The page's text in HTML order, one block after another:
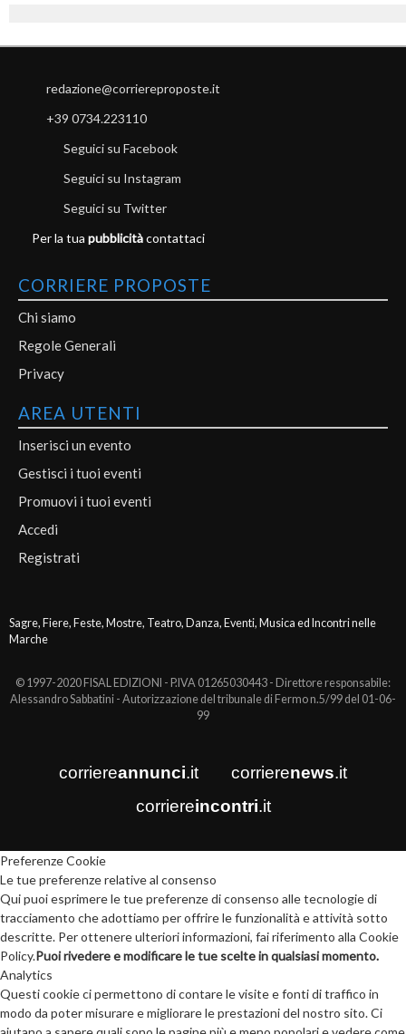
redazione@corriereproposte.it
+39 0734.223110
Seguici su Facebook
Seguici su Instagram
Seguici su Twitter
Per la tua pubblicitàcontattaci
CORRIERE PROPOSTE
Chi siamo
Regole Generali
Privacy
AREA UTENTI
Inserisci un evento
Gestisci i tuoi eventi
Promuovi i tuoi eventi
Accedi
Registrati
Sagre, Fiere, Feste, Mostre, Teatro, Danza, Eventi, Musica ed Incontri nelle
Marche
© 1997-2020 FISAL EDIZIONI - P.IVA 01265030443 - Direttore responsabile:
Alessandro Sabbatini - Autorizzazione del tribunale di Fermo n.5/99 del 01-06-
99
corriereannunci.it corrierenews.it
corriereincontri.it
Preferenze Cookie
Le tue preferenze relative al consenso
Qui puoi esprimere le tue preferenze di consenso alle tecnologie di
tracciamento che adottiamo per offrire le funzionalità e attività sotto
descritte. Per ottenere ulteriori informazioni, fai riferimento alla Cookie
Policy.Puoi rivedere e modificare le tue scelte in qualsiasi momento.
Analytics
Questi cookie ci permettono di contare le visite e fonti di traffico in
modo da poter misurare e migliorare le prestazioni del nostro sito. Ci